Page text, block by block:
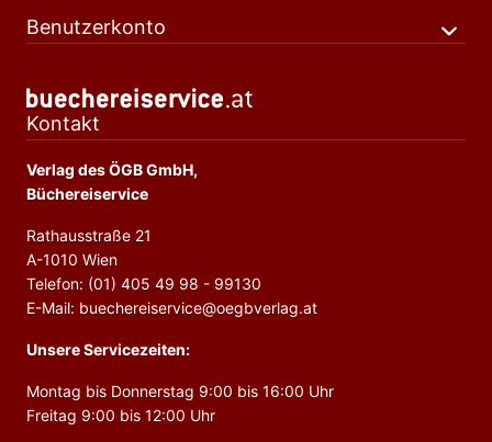
Benutzerkonto
Kontakt
Verlag des ÖGB GmbH,
Büchereiservice
Rathausstraße 21
A-1010 Wien
Telefon: (01) 405 49 98 - 99130
E-Mail: buechereiservice@oegbverlag.at
Unsere Servicezeiten:
Montag bis Donnerstag 9:00 bis 16:00 Uhr
Freitag 9:00 bis 12:00 Uhr